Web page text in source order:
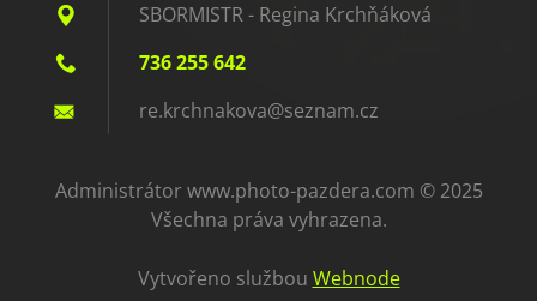
SBORMISTR - Regina Krchňáková
736 255 642
re.krchnakova@seznam.cz
Administrátor www.photo-pazdera.com © 2025
Všechna práva vyhrazena.
Vytvořeno službou Webnode